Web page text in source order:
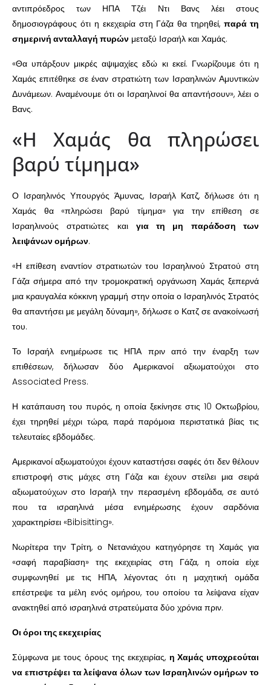
αντιπρόεδρος των ΗΠΑ Τζέι Ντι Βανς λέει στους
δημοσιογράφους ότι η εκεχειρία στη Γάζα θα τηρηθεί,παρά τη
σημερινή ανταλλαγή πυρών μεταξύ Ισραήλ και Χαμάς.
«Θα υπάρξουν μικρές αψιμαχίες εδώ κι εκεί. Γνωρίζουμε ότι η
Χαμάς επιτέθηκε σε έναν στρατιώτη των Ισραηλινών Αμυντικών
Δυνάμεων. Αναμένουμε ότι οι Ισραηλινοί θα απαντήσουν», λέει ο
Βανς.
«Η Χαμάς θα πληρώσει
βαρύ τίμημα»
Ο Ισραηλινός Υπουργός Άμυνας, Ισραήλ Κατζ, δήλωσε ότι η
Χαμάς θα «πληρώσει βαρύ τίμημα» για την επίθεση σε
Ισραηλινούς στρατιώτες και για τη μη παράδοση των
λειψάνων ομήρων.
«Η επίθεση εναντίον στρατιωτών του Ισραηλινού Στρατού στη
Γάζα σήμερα από την τρομοκρατική οργάνωση Χαμάς ξεπερνά
μια κραυγαλέα κόκκινη γραμμή στην οποία ο Ισραηλινός Στρατός
θα απαντήσει με μεγάλη δύναμη», δήλωσε ο Κατζ σε ανακοίνωσή
του.
Το Ισραήλ ενημέρωσε τις ΗΠΑ πριν από την έναρξη των
επιθέσεων, δήλωσαν δύο Αμερικανοί αξιωματούχοι στο
Associated Press.
Η κατάπαυση του πυρός, η οποία ξεκίνησε στις 10 Οκτωβρίου,
έχει τηρηθεί μέχρι τώρα, παρά παρόμοια περιστατικά βίας τις
τελευταίες εβδομάδες.
Αμερικανοί αξιωματούχοι έχουν καταστήσει σαφές ότι δεν θέλουν
επιστροφή στις μάχες στη Γάζα και έχουν στείλει μια σειρά
αξιωματούχων στο Ισραήλ την περασμένη εβδομάδα, σε αυτό
που τα ισραηλινά μέσα ενημέρωσης έχουν σαρδόνια
χαρακτηρίσει «Bibisitting».
Νωρίτερα την Τρίτη, ο Νετανιάχου κατηγόρησε τη Χαμάς για
«σαφή παραβίαση» της εκεχειρίας στη Γάζα, η οποία είχε
συμφωνηθεί με τις ΗΠΑ, λέγοντας ότι η μαχητική ομάδα
επέστρεψε τα μέλη ενός ομήρου, του οποίου τα λείψανα είχαν
ανακτηθεί από ισραηλινά στρατεύματα δύο χρόνια πριν.
Οι όροι της εκεχειρίας
Σύμφωνα με τους όρους της εκεχειρίας, η Χαμάς υποχρεούται
να επιστρέψει τα λείψανα όλων των Ισραηλινών ομήρων το